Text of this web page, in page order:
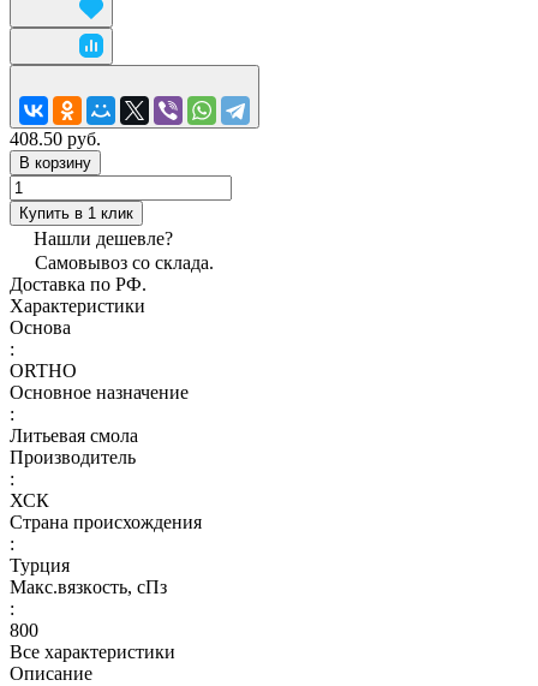
408.50 руб.
В корзину
Купить в 1 клик
Нашли дешевле?
Самовывоз со склада.
Доставка по РФ.
Характеристики
Основа
:
ORTHO
Основное назначение
:
Литьевая смола
Производитель
:
ХСК
Страна происхождения
:
Турция
Макс.вязкoсть, сПз
:
800
Все характеристики
Описание